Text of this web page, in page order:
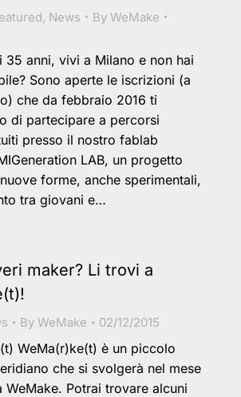
, News By WeMake
35 anni, vivi a Milano e non hai
Sono aperte le iscrizioni (a
che da febbraio 2016 ti
di partecipare a percorsi
presso il nostro fablab
LAB, un progetto
forme, anche sperimentali,
tra giovani e…
maker? Li trovi a
By WeMake 02/12/2015
WeMa(r)ke(t) è un piccolo
che si svolgerà nel mese
WeMake. Potrai trovare alcuni